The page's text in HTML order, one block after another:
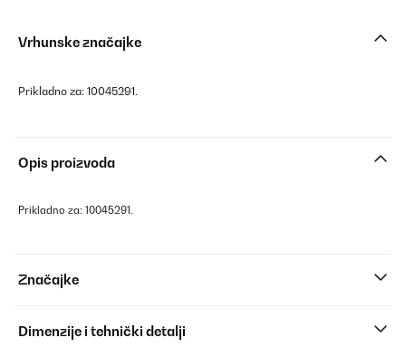
Vrhunske značajke
Prikladno za: 10045291.
Opis proizvoda
Prikladno za: 10045291.
Značajke
Dimenzije i tehnički detalji